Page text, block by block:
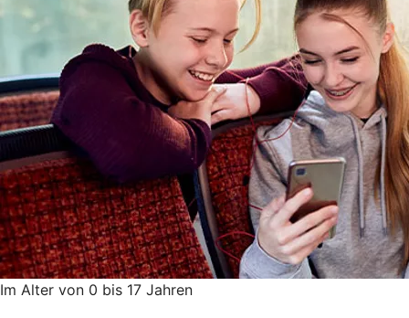
Im Alter von 0 bis 17 Jahren